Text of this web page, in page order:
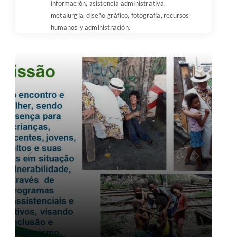
información, asistencia administrativa,
metalurgia, diseño gráfico, fotografía, recursos
humanos y administración.